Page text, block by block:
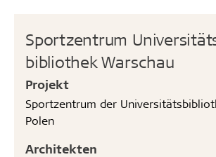
Sportzentrum
bibliothek Warschau
Projekt
Sportzentrum der
Polen
Architekten